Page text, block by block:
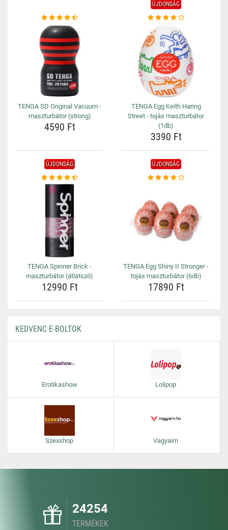
TENGA SD Original Vacuum -
maszturbátor (strong)
4590 Ft
ÚJDONSÁG
TENGA Egg Keith Haring
Street - tojás maszturbátor
(1db)
3390 Ft
ÚJDONSÁG
TENGA Spinner Brick -
maszturbátor (átlátszó)
12990 Ft
ÚJDONSÁG
TENGA Egg Shiny II Stronger -
tojás maszturbátor (6db)
17890 Ft
KEDVENC E-BOLTOK
Erotikashow Lolipop
Szexshop Vagyaim
24254
TERMÉKEK